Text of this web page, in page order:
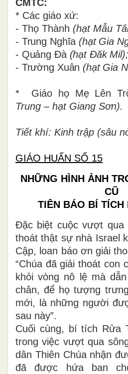
CMTC:
* Các giáo xứ:
- Thọ Thành (hạt Mẫu
- Trung Nghĩa (hạt Gia
- Quảng Đà (hạt Đăk Mil);
- Trường Xuân (hạt Gia
* Giáo họ Mẹ Lên
Trung – hạt Giang Sơn).
Tiết khí: Kinh trập (sâu
GIÁO HUẤN SỐ 15
NHỮNG HÌNH ẢNH
CŨ
TIÊN BÁO BÍ TÍCH
Đặc biệt cuộc vượt qua
thoát thật sự nhà Israel
Cập, loan báo ơn giải
“Chúa đã giải thoát con
khỏi vòng nô lệ mà
chân, để họ tượng
mới, là những người
sau này”.
Cuối cùng, bí tích Rửa
trong việc vượt qua
dân Thiên Chúa nhận
đã được hứa ban